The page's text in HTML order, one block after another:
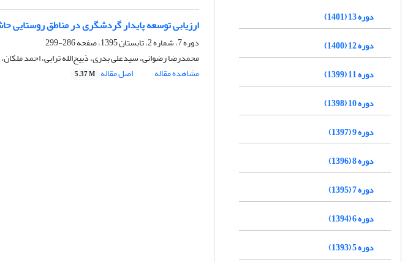
ارزیابی توسعه پایدار گردشگری در مناطق روستایی
دوره 7، شماره 2، تابستان 1395، صفحه
286-299
محمدرضا رضوانی، سیدعلی بدری، ذبیح‌الله ترابی، احمد
مشاهده مقاله
اصل مقاله 5.37 M
دوره 13 (1401)
دوره 12 (1400)
دوره 11 (1399)
دوره 10 (1398)
دوره 9 (1397)
دوره 8 (1396)
دوره 7 (1395)
دوره 6 (1394)
دوره 5 (1393)